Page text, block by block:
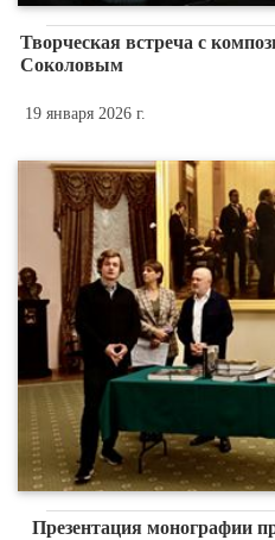
Творческая встреча с
Соколовым
19 января 2026 г.
Презентация монографии